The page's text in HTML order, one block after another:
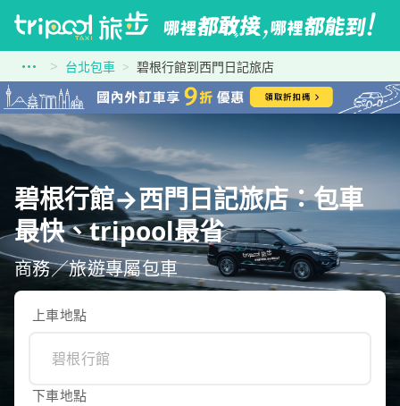
台北包車 碧根行館到西門日記旅店
碧根行館→西門日記旅店：包車
最快、tripool最省
商務／旅遊專屬包車
上車地點
下車地點